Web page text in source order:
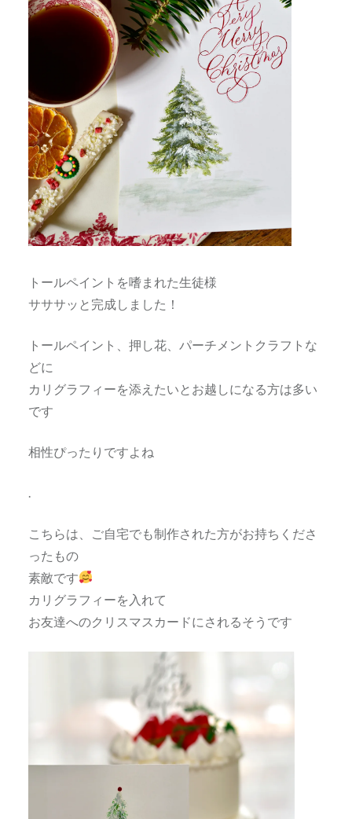
トールペイントを嗜まれた生徒様
サササッと完成しました！
トールペイント、押し花、パーチメントクラフトな
どに
カリグラフィーを添えたいとお越しになる方は多い
です
相性ぴったりですよね
こちらは、ご自宅でも制作された方がお持ちくださ
ったもの
素敵です
カリグラフィーを入れて
お友達へのクリスマスカードにされるそうです